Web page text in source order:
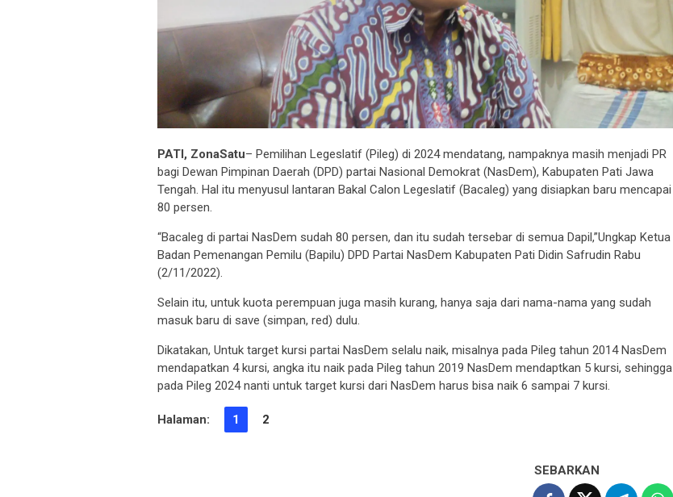
PATI, ZonaSatu– Pemilihan Legeslatif (Pileg) di 2024 mendatang, nampaknya masih menjadi PR
bagi Dewan Pimpinan Daerah (DPD) partai Nasional Demokrat (NasDem), Kabupaten Pati Jawa
Tengah. Hal itu menyusul lantaran Bakal Calon Legeslatif (Bacaleg) yang disiapkan baru mencapai
80 persen.
“Bacaleg di partai NasDem sudah 80 persen, dan itu sudah tersebar di semua Dapil,”Ungkap Ketua
Badan Pemenangan Pemilu (Bapilu) DPD Partai NasDem Kabupaten Pati Didin Safrudin Rabu
(2/11/2022).
Selain itu, untuk kuota perempuan juga masih kurang, hanya saja dari nama-nama yang sudah
masuk baru di save (simpan, red) dulu.
Dikatakan, Untuk target kursi partai NasDem selalu naik, misalnya pada Pileg tahun 2014 NasDem
mendapatkan 4 kursi, angka itu naik pada Pileg tahun 2019 NasDem mendaptkan 5 kursi, sehingga
pada Pileg 2024 nanti untuk target kursi dari NasDem harus bisa naik 6 sampai 7 kursi.
Halaman: 1 2
SEBARKAN